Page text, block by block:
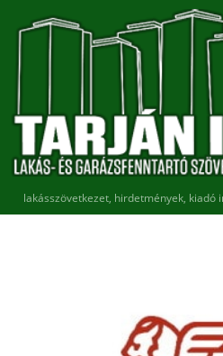
lakásszövetkezet, hirdetmények, kiadó